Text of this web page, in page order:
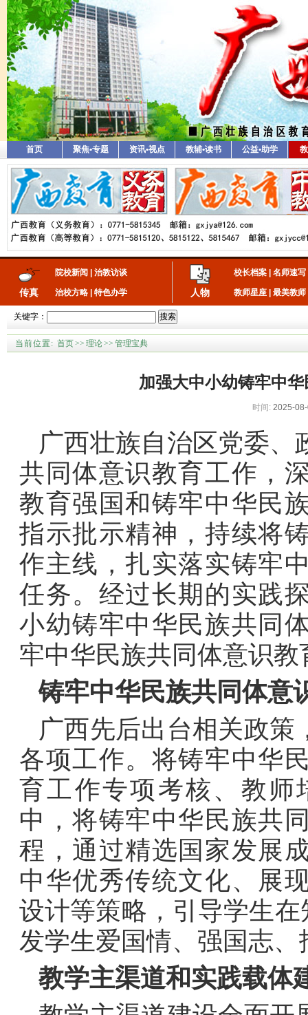
首页 聚焦•专题 资讯•视点 教辅•读书 公益•助学
传真
院校新闻 治教访谈
治校方略 特色办学 人物
校长档案 名师速写
教师星座 最美教师
关键字： 搜索
当前位置: 首页>> 理论>> 管理宝典
加强大中小幼铸牢中
时间: 2025-
广西壮族自治区党委
共同体意识教育工作，
教育强国和铸牢中华民
指示批示精神，持续将
作主线，扎实落实铸牢
任务。经过长期的实践
小幼铸牢中华民族共同
牢中华民族共同体意识
铸牢中华民族共同体意
广西先后出台相关政
各项工作。将铸牢中华
育工作专项考核、教师
中，将铸牢中华民族共
程，通过精选国家发展
中华优秀传统文化、展
设计等策略，引导学生
发学生爱国情、强国志、
教学主渠道和实践载体